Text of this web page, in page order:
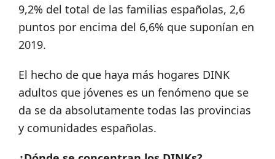
9,2% del total de las familias españolas, 2,6
puntos por encima del 6,6% que suponían en
2019.
El hecho de que haya más hogares DINK
adultos que jóvenes es un fenómeno que se
da se da absolutamente todas las provincias
y comunidades españolas.